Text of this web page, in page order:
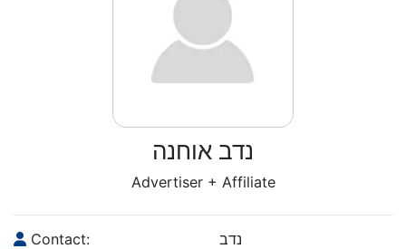
נדב אוחנה
Advertiser + Affiliate
Contact:
נדב